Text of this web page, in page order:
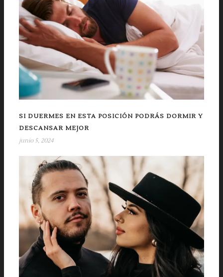
SI DUERMES EN ESTA POSICIÓN PODRÁS DORMIR Y
DESCANSAR MEJOR
junio 5, 2024